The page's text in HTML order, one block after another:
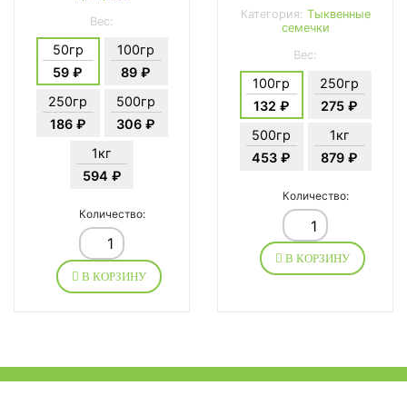
Вес:
50гр
59 ₽
100гр
89 ₽
250гр
186 ₽
500гр
306 ₽
1кг
594 ₽
Количество:
В КОРЗИНУ
Категория: Тыквенные
семечки
Вес:
100гр
132 ₽
250гр
275 ₽
500гр
453 ₽
1кг
879 ₽
Количество:
В КОРЗИНУ